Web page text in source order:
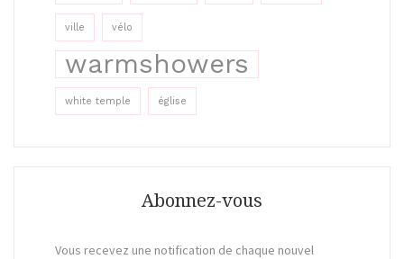
ville vélo
warmshowers
white temple église
Abonnez-vous
Vous recevez une notification de chaque nouvel